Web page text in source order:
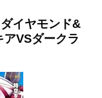
イヤモンド&
VSダークラ